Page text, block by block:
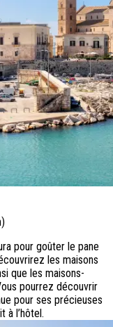
pour goûter le pane
les maisons
que les maisons-
pourrez découvrir
pour ses précieuses
à l’hôtel.